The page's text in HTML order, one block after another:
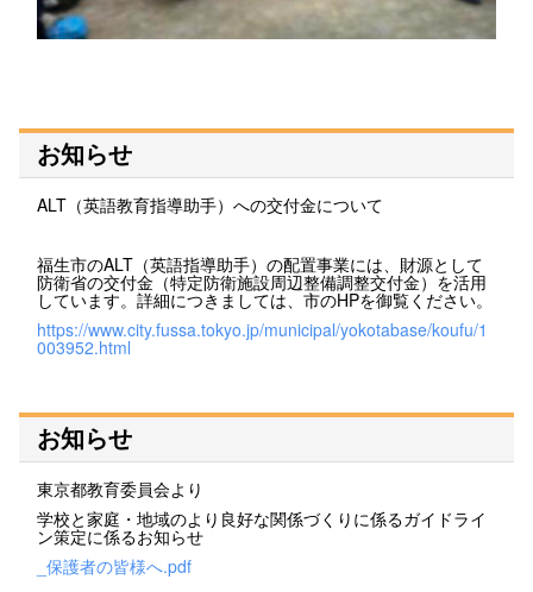
お知らせ
ALT（英語教育指導助手）への交付金について
福生市のALT（英語指導助手）の配置事業には、財源として
防衛省の交付金（特定防衛施設周辺整備調整交付金）を活用
しています。詳細につきましては、市のHPを御覧ください。
https://www.city.fussa.tokyo.jp/municipal/yokotabase/koufu/1
003952.html
お知らせ
東京都教育委員会より
学校と家庭・地域のより良好な関係づくりに係るガイドライ
ン策定に係るお知らせ
_保護者の皆様へ.pdf